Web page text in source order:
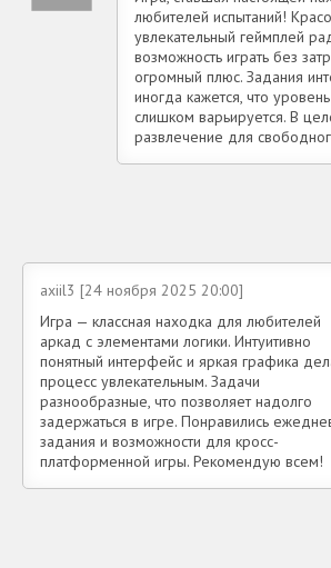
любителей испытаний!
увлекательный геймплей
возможность играть без
огромный плюс. Задания
иногда кажется, что
слишком варьируется. В
развлечение для
axiil3 [24 ноября 2025 20:00]
Игра — классная находка для любителей
аркад с элементами логики. Интуитивно
понятный интерфейс и яркая графика
процесс увлекательным. Задачи
разнообразные, что позволяет надолго
задержаться в игре. Понравились
задания и возможности для кросс-
платформенной игры. Рекомендую всем!